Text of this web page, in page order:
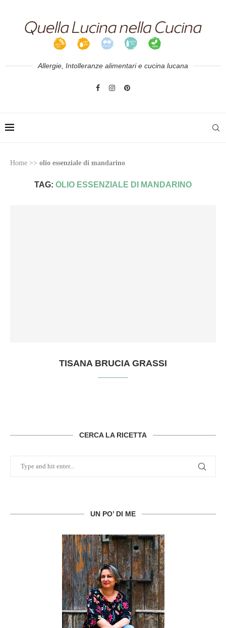
Allergie, Intolleranze alimentari e cucina lucana
Home >> olio essenziale di mandarino
TAG: OLIO ESSENZIALE DI MANDARINO
TISANA BRUCIA GRASSI
CERCA LA RICETTA
UN PO’ DI ME